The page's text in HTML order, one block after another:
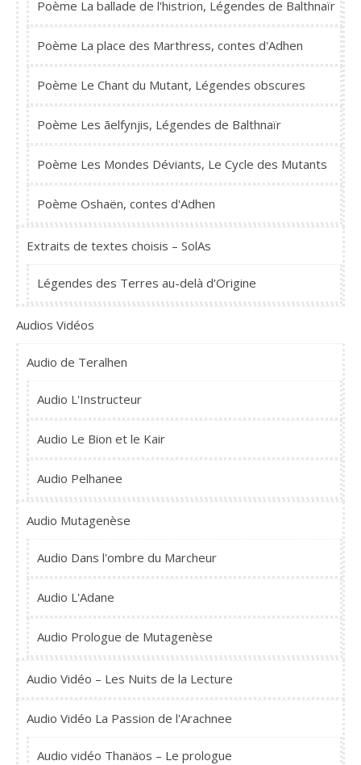
Poème La ballade de l'histrion, Légendes de Balthnaïr
Poème La place des Marthress, contes d'Adhen
Poème Le Chant du Mutant, Légendes obscures
Poème Les ãelfynjis, Légendes de Balthnaïr
Poème Les Mondes Déviants, Le Cycle des Mutants
Poème Oshaën, contes d'Adhen
Extraits de textes choisis – SolAs
Légendes des Terres au-delà d'Origine
Audios Vidéos
Audio de Teralhen
Audio L'Instructeur
Audio Le Bion et le Kair
Audio Pelhanee
Audio Mutagenèse
Audio Dans l'ombre du Marcheur
Audio L'Adane
Audio Prologue de Mutagenèse
Audio Vidéo – Les Nuits de la Lecture
Audio Vidéo La Passion de l'Arachnee
Audio vidéo Thanäos – Le prologue